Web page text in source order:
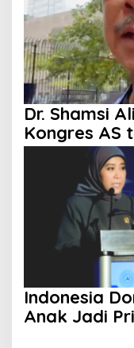
Dr. Shamsi
Kongres AS
Militer ke
Indonesia
Anak Jadi
Kelola AI